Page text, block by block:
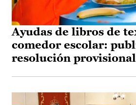
Ayudas de libros de
comedor escolar:
resolución provisional